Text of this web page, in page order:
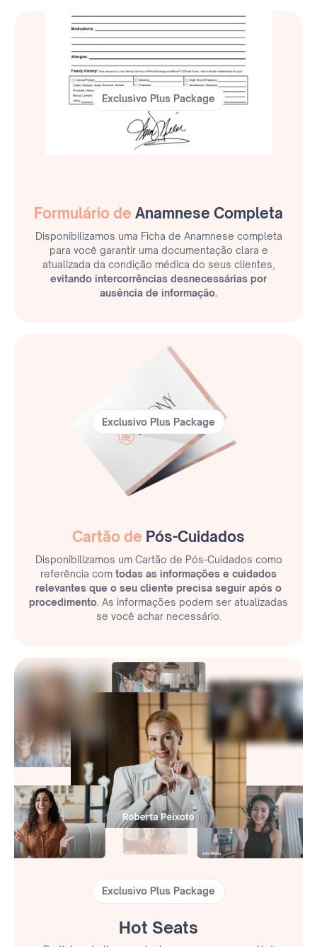
Exclusivo Plus Package
Formulário de Anamnese Completa
Disponibilizamos uma Ficha de Anamnese completa
para você garantir uma documentação clara e
atualizada da condição médica do seus clientes,
evitando intercorrências desnecessárias por
ausência de informação.
Exclusivo Plus Package
Cartão de Pós-Cuidados
Disponibilizamos um Cartão de Pós-Cuidados como
referência com todas as informações e cuidados
relevantes que o seu cliente precisa seguir após o
procedimento . As informações podem ser atualizadas
se você achar necessário.
Exclusivo Plus Package
Hot Seats